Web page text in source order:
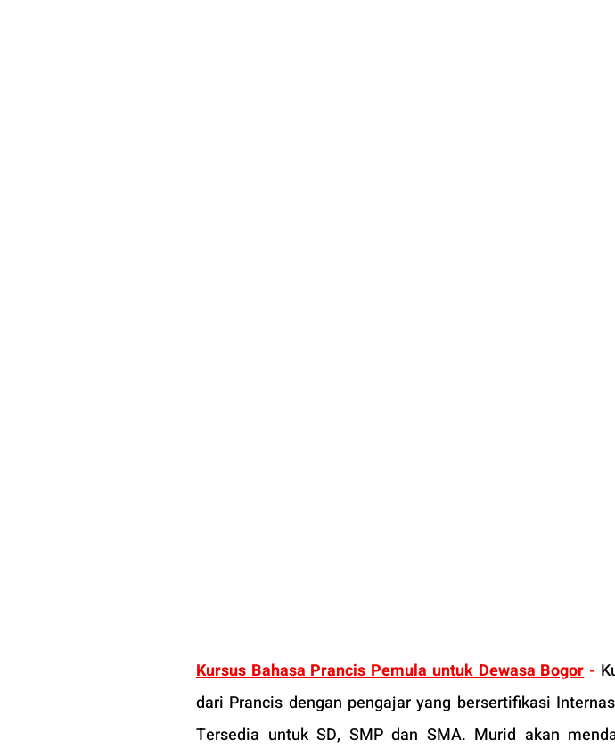
Kursus Bahasa Prancis Pemula untuk Dewasa Bogor -
dari Prancis dengan pengajar yang bersertifikasi
Tersedia untuk SD, SMP dan SMA. Murid akan